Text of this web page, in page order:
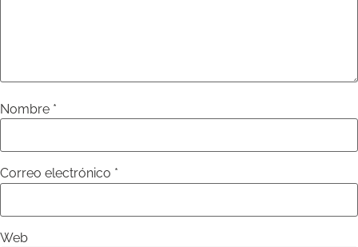
Nombre *
Correo electrónico *
Web